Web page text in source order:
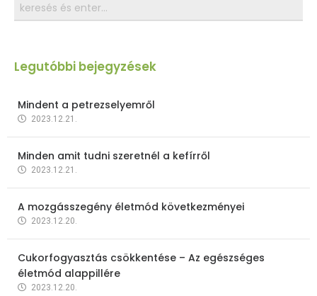
Legutóbbi bejegyzések
Mindent a petrezselyemről
2023.12.21.
Minden amit tudni szeretnél a kefírről
2023.12.21.
A mozgásszegény életmód következményei
2023.12.20.
Cukorfogyasztás csökkentése – Az egészséges
életmód alappillére
2023.12.20.